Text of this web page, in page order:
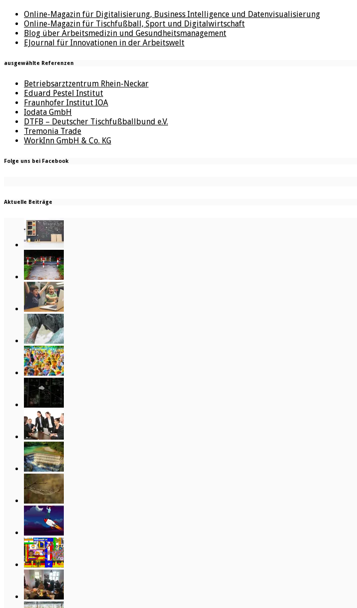
Online-Magazin für Digitalisierung, Business Intelligence und Datenvisualisierung
Online-Magazin für Tischfußball, Sport und Digitalwirtschaft
Blog über Arbeitsmedizin und Gesundheitsmanagement
EJournal für Innovationen in der Arbeitswelt
ausgewählte Referenzen
Betriebsarztzentrum Rhein-Neckar
Eduard Pestel Institut
Fraunhofer Institut IOA
Iodata GmbH
DTFB – Deutscher Tischfußballbund e.V.
Tremonia Trade
WorkInn GmbH & Co. KG
Folge uns bei Facebook
Aktuelle Beiträge